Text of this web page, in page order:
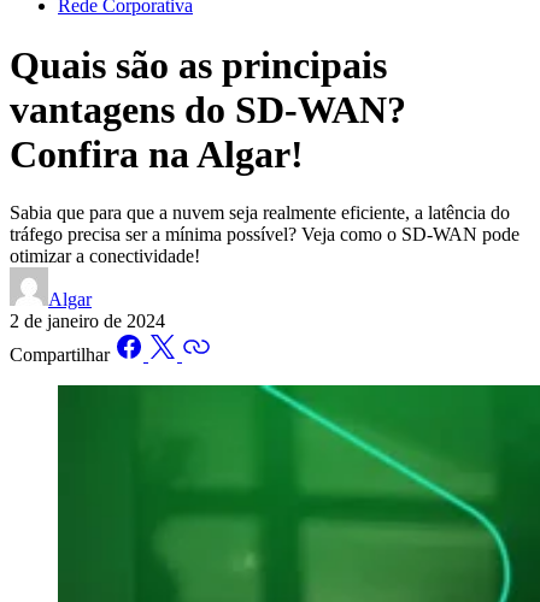
Rede Corporativa
Quais são as principais
vantagens do SD-WAN?
Confira na Algar!
Sabia que para que a nuvem seja realmente eficiente, a latência do
tráfego precisa ser a mínima possível? Veja como o SD-WAN pode
otimizar a conectividade!
Algar
2 de janeiro de 2024
Compartilhar